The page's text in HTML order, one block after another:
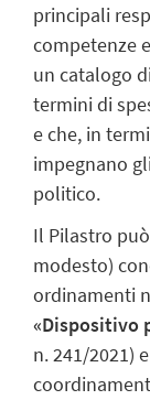
principali
competenze
un catalogo
termini di
e che, in
impegnano
politico.
Il Pilastro
modesto)
ordinamenti
«Dispositivo
n. 241/2021)